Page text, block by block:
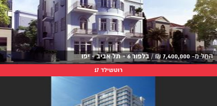
החל מ- 7,400,000
₪
/ בלפור 6 - תל אביב - יפו
רוטשילד 17